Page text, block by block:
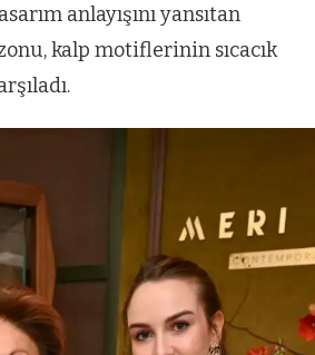
anlayışını yansıtan
kalp motiflerinin sıcacık